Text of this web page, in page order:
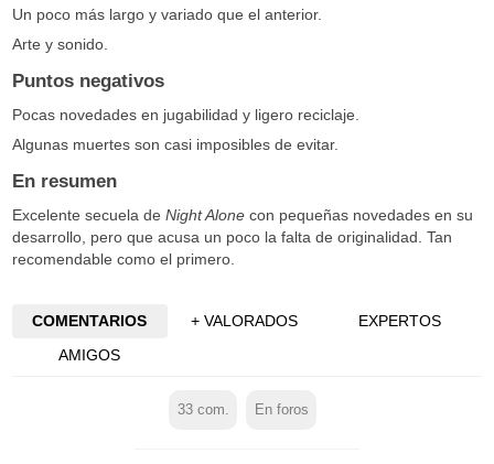
Un poco más largo y variado que el anterior.
Arte y sonido.
Puntos negativos
Pocas novedades en jugabilidad y ligero reciclaje.
Algunas muertes son casi imposibles de evitar.
En resumen
Excelente secuela deNight Alone con pequeñas novedades en su
desarrollo, pero que acusa un poco la falta de originalidad. Tan
recomendable como el primero.
COMENTARIOS + VALORADOS
EXPERTOS
AMIGOS
33com. En foros